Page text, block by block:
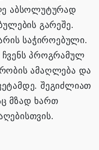
აბსოლუტურად
გარეშე.
საჭიროებული.
პროგრამულ
ამაღლება და
შეგიძლიათ
მზად ხართ